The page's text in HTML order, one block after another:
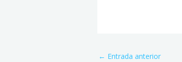
← Entrada anterior